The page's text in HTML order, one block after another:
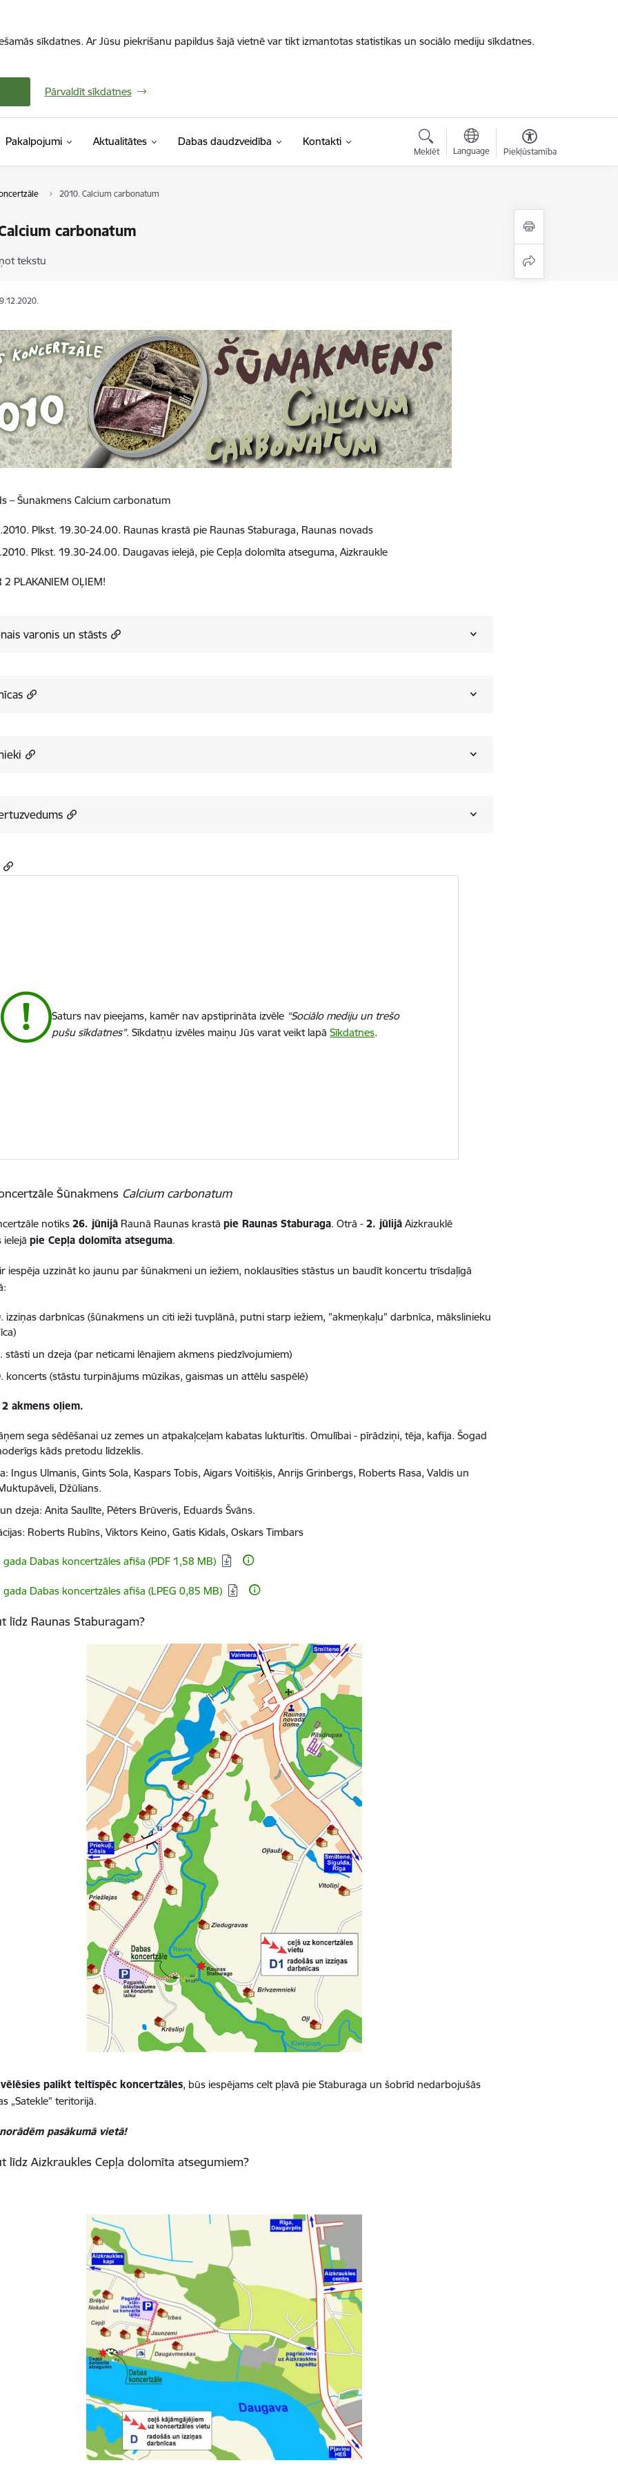
sīkdatnes. Ar Jūsu piekrišanu papildus šajā vietnē var tikt izmantotas statistikas un sociālo mediju sīkdatnes.
Pārvaldīt sīkdatnes
Pakalpojumi Aktualitātes Dabas daudzveidība Kontakti
Meklēt Language Piekļūstamība
2010. Calcium carbonatum
carbonatum
tekstu
– Šunakmens Calcium carbonatum
Plkst. 19.30-24.00. Raunas krastā pie Raunas Staburaga, Raunas novads
Plkst. 19.30-24.00. Daugavas ielejā, pie Cepļa dolomīta atseguma, Aizkraukle
2 PLAKANIEM OĻIEM!
varonis un stāsts
Saturs nav pieejams, kamēr nav apstiprināta izvēle “Sociālo mediju un trešo
pušu sīkdatnes”. Sīkdatņu izvēles maiņu Jūs varat veikt lapāSīkdatnes.
Šūnakmens Calcium carbonatum
notiks26. jūnijā Raunā Raunas krastāpie Raunas Staburaga. Otrā -2. jūlijā Aizkrauklē
ielejāpie Cepļa dolomīta atseguma.
iespēja uzzināt ko jaunu par šūnakmeni un iežiem, noklausīties stāstus un baudīt koncertu trīsdaļīgā
. izziņas darbnīcas (šūnakmens un citi ieži tuvplānā, putni starp iežiem, "akmeņkaļu" darbnīca, mākslinieku
. stāsti un dzeja (par neticami lēnajiem akmens piedzīvojumiem)
. koncerts (stāstu turpinājums mūzikas, gaismas un attēlu saspēlē)
akmens oļiem.
sega sēdēšanai uz zemes un atpakaļceļam kabatas lukturītis. Omulībai - pīrādziņi, tēja, kafija. Šogad
kāds pretodu līdzeklis.
Ingus Ulmanis, Gints Sola, Kaspars Tobis, Aigars Voitišķis, Anrijs Grinbergs, Roberts Rasa, Valdis un
Džūlians.
dzeja: Anita Saulīte, Pēters Brūveris, Eduards Švāns.
Roberts Rubīns, Viktors Keino, Gatis Kidals, Oskars Timbars
gada Dabas koncertzāles afiša (PDF 1,58 MB)
gada Dabas koncertzāles afiša (LPEG 0,85 MB)
līdz Raunas Staburagam?
palikt teltīspēc koncertzāles, būs iespējams celt pļavā pie Staburaga un šobrīd nedarbojušās
„Satekle” teritorijā.
pasākumā vietā!
līdz Aizkraukles Cepļa dolomīta atsegumiem?